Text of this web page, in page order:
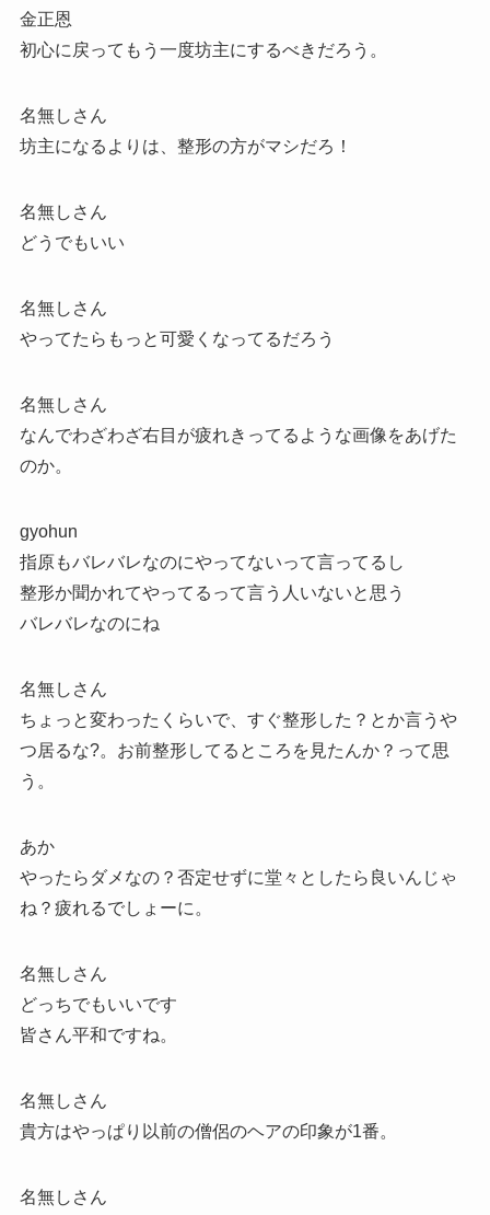
金正恩
初心に戻ってもう一度坊主にするべきだろう。
名無しさん
坊主になるよりは、整形の方がマシだろ！
名無しさん
どうでもいい
名無しさん
やってたらもっと可愛くなってるだろう
名無しさん
なんでわざわざ右目が疲れきってるような画像をあげた
のか。
gyohun
指原もバレバレなのにやってないって言ってるし
整形か聞かれてやってるって言う人いないと思う
バレバレなのにね
名無しさん
ちょっと変わったくらいで、すぐ整形した？とか言うや
つ居るな?。お前整形してるところを見たんか？って思
う。
あか
やったらダメなの？否定せずに堂々としたら良いんじゃ
ね？疲れるでしょーに。
名無しさん
どっちでもいいです
皆さん平和ですね。
名無しさん
貴方はやっぱり以前の僧侶のヘアの印象が1番。
名無しさん